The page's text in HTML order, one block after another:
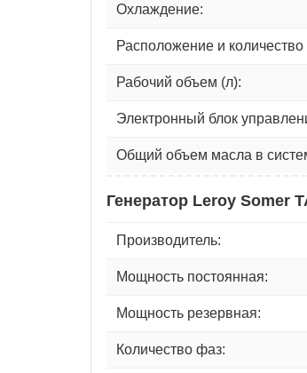
Охлаждение:
Расположение и
Рабочий объем (л):
Электронный блок
Общий объем масла в
Генератор Leroy Somer
Производитель:
Мощность постоянная:
Мощность резервная:
Количество фаз: